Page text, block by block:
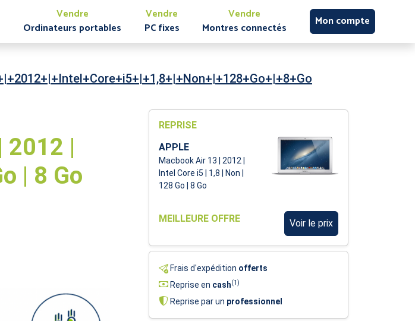
Vendre
Ordinateurs portables
Vendre
PC fixes
Vendre
Montres connectés
Mon compte
2012 |
| 8 Go
REPRISE
APPLE
Macbook Air 13 | 2012 |
Intel Core i5 | 1,8 | Non |
128 Go | 8 Go
MEILLEURE OFFRE Voir le prix
Frais d'expédition offerts
Reprise en cash(1)
Reprise par un professionnel